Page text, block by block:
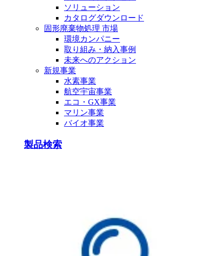
ソリューション
カタログダウンロード
固形廃棄物処理 市場
環境カンパニー
取り組み・納入事例
未来へのアクション
新規事業
水素事業
航空宇宙事業
エコ・GX事業
マリン事業
バイオ事業
製品検索